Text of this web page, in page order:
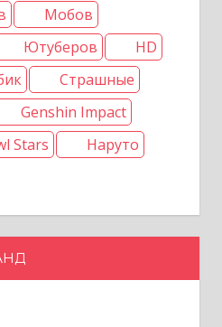
Мобов
Ютуберов
HD
Страшные
Genshin Impact
Stars
Наруто